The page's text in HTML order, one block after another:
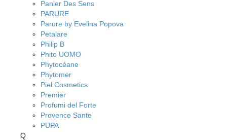
Panier Des Sens
PARURE
Parure by Evelina Popova
Petalare
Philip B
Phito UOMO
Phytocéane
Phytomer
Piel Cosmetics
Premier
Profumi del Forte
Provence Sante
PUPA
Q